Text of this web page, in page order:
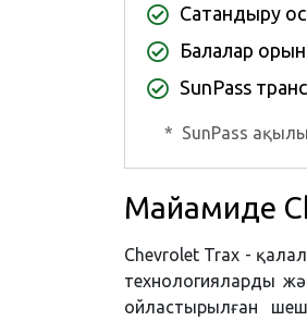
Сақтандыру
Балалар
SunPass
* SunPass
Майамиде
Chevrolet Trax -
технологияларды
ойластырылған